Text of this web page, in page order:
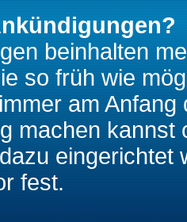
beinhalten
so früh wie
am
machen kannst
eingerichtet
fest.